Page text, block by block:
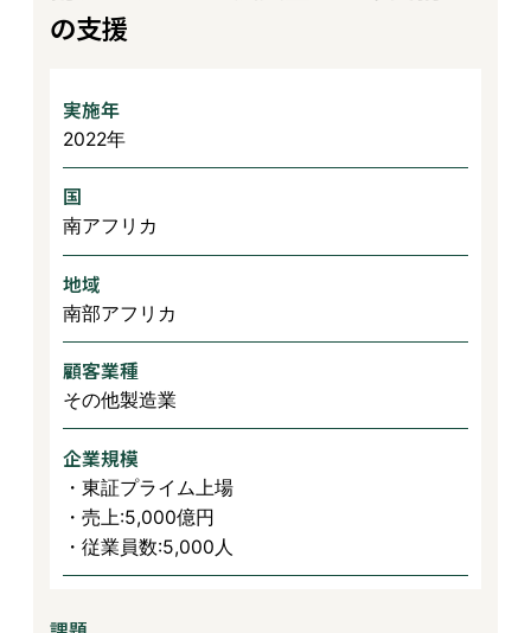
の支援
実施年
2022年
国
南アフリカ
地域
南部アフリカ
顧客業種
その他製造業
企業規模
・東証プライム上場
・売上:5,000億円
・従業員数:5,000人